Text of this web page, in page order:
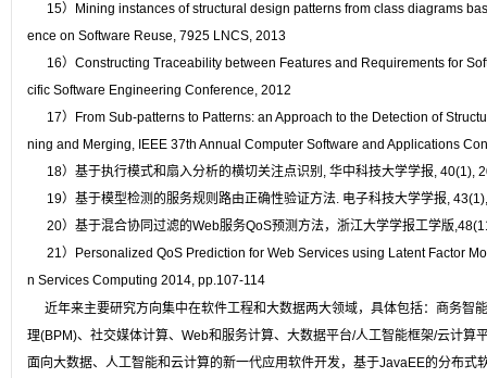
15）Mining instances of structural design patterns from class diagrams
ence on Software Reuse, 7925 LNCS, 2013
16）Constructing Traceability between Features and Requirements for
cific Software Engineering Conference, 2012
17）From Sub-patterns to Patterns: an Approach to the Detection of
ning and Merging, IEEE 37th Annual Computer Software and Applications
18）基于执行模式和扇入分析的横切关注点识别, 华中科技大学学报, 40(1),
19）基于模型检测的服务规则路由正确性验证方法. 电子科技大学学报,
20）基于混合协同过滤的Web服务QoS预测方法，浙江大学学报工学版
21）Personalized QoS Prediction for Web Services using Latent Factor
n Services Computing 2014, pp.107-114
近年来主要研究方向集中在软件工程和大数据两大领域，具体包括：商务智
理(BPM)、社交媒体计算、Web和服务计算、大数据平台/人工智能框架/云计算
面向大数据、人工智能和云计算的新一代应用软件开发，基于JavaEE的分布式